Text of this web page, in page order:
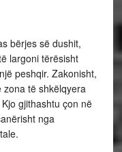
bërjes së dushit,
largoni tërësisht
peshqir. Zakonisht,
të shkëlqyera
gjithashtu çon në
nga